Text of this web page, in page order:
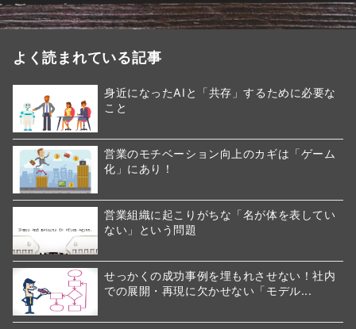
よく読まれている記事
身近になったAIと「共存」するために必要な
こと
営業のモチベーション向上のカギは「ゲーム
化」にあり！
営業組織に起こりがちな「名が体を表してい
ない」という問題
せっかくの成功事例を埋もれさせない！社内
での展開・再現に欠かせない「モデル...